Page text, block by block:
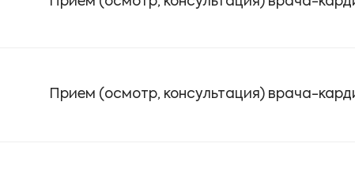
Прием (осмотр, консультация) врача-